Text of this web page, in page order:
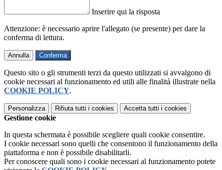
Inserire qui la risposta
Attenzione: è necessario aprire l'allegato (se presente) per dare la
conferma di lettura.
Annulla Conferma
Questo sito o gli strumenti terzi da questo utilizzati si avvalgono di
cookie necessari al funzionamento ed utili alle finalità illustrate nella
COOKIE POLICY.
Personalizza Rifiuta tutti i cookies Accetta tutti i cookies
Gestione cookie
In questa schermata è possibile scegliere quali cookie consentire.
I cookie necessari sono quelli che consentono il funzionamento della
piattaforma e non è possibile disabilitarli.
Per conoscere quali sono i cookie necessari al funzionamento potete